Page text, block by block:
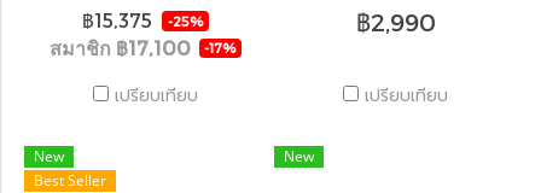
รัก
฿15,375 -25%
สมาชิก ฿17,100 -17%
เปรียบเทียบ
฿2,990
เปรียบเทียบ
New
Best Seller
New